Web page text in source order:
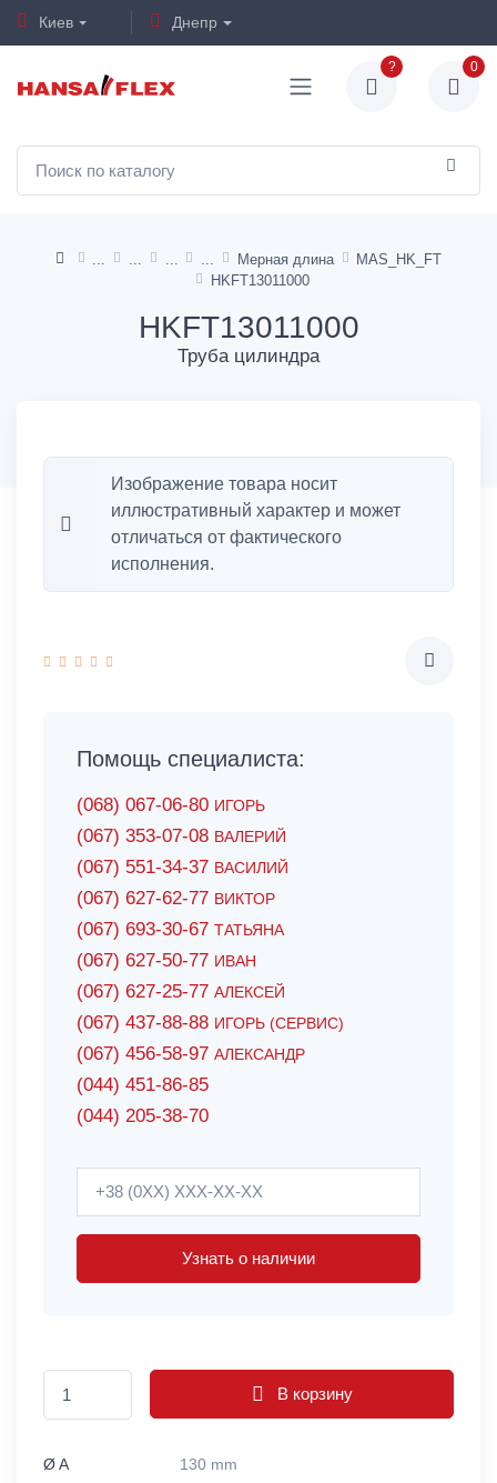
Киев Днепр
? 0
Мерная длина
MAS_HK_FT
HKFT13011000
HKFT13011000
Труба цилиндра
Изображение товара носит
иллюстративный характер и может
отличаться от фактического
исполнения.
Помощь специалиста:
(068) 067-06-80 ИГОРЬ
(067) 353-07-08 ВАЛЕРИЙ
(067) 551-34-37 ВАСИЛИЙ
(067) 627-62-77 ВИКТОР
(067) 693-30-67 ТАТЬЯНА
(067) 627-50-77 ИВАН
(067) 627-25-77 АЛЕКСЕЙ
(067) 437-88-88 ИГОРЬ (СЕРВИС)
(067) 456-58-97 АЛЕКСАНДР
(044) 451-86-85
(044) 205-38-70
Узнать о наличии
В корзину
Ø A 130 mm